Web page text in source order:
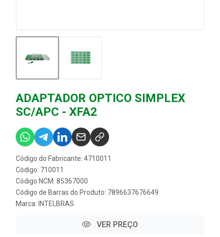
ADAPTADOR OPTICO SIMPLEX
SC/APC - XFA2
Código do Fabricante: 4710011
Código: 710011
Código NCM: 85367000
Código de Barras do Produto: 7896637676649
Marca: INTELBRAS
VER PREÇO